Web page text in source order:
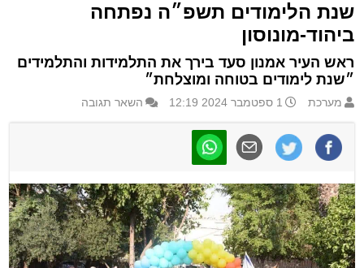
שנת הלימודים תשפ״ה נפתחה
ביהוד-מונוסון
ראש העיר אמנון סעד בירך את התלמידות והתלמידים
״שנת לימודים בטוחה ומוצלחת״
מערכת 1 ספטמבר 2024 12:19 השאר תגובה